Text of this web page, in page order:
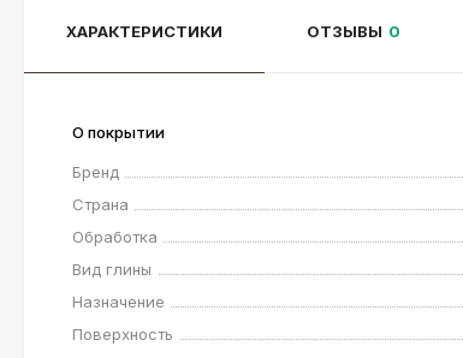
ХАРАКТЕРИСТИКИ ОТЗЫВЫ 0
О покрытии
Бренд
Страна
Обработка
Вид глины
Назначение
Поверхность